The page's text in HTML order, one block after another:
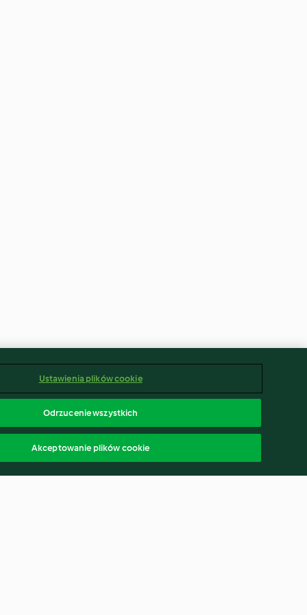
Ustawienia plików cookie
Odrzucenie wszystkich
Akceptowanie plików cookie